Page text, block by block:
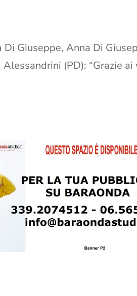
Giuseppe, Anna Di
Alessandrini (PD): “Grazie